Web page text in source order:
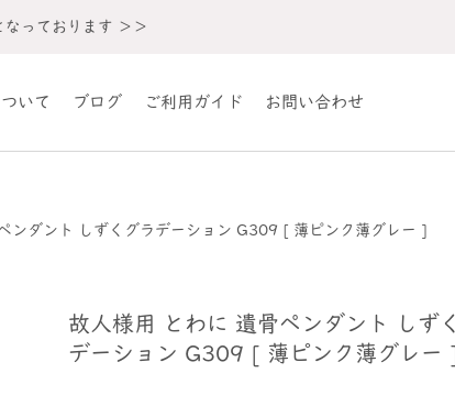
っております ＞＞
いて ブログ ご利用ガイド お問い合わせ
ンダント しずくグラデーション G309 [ 薄ピンク薄グレー ]
故人様用 とわに 遺骨ペンダント しず
デーション G309 [ 薄ピンク薄グレー